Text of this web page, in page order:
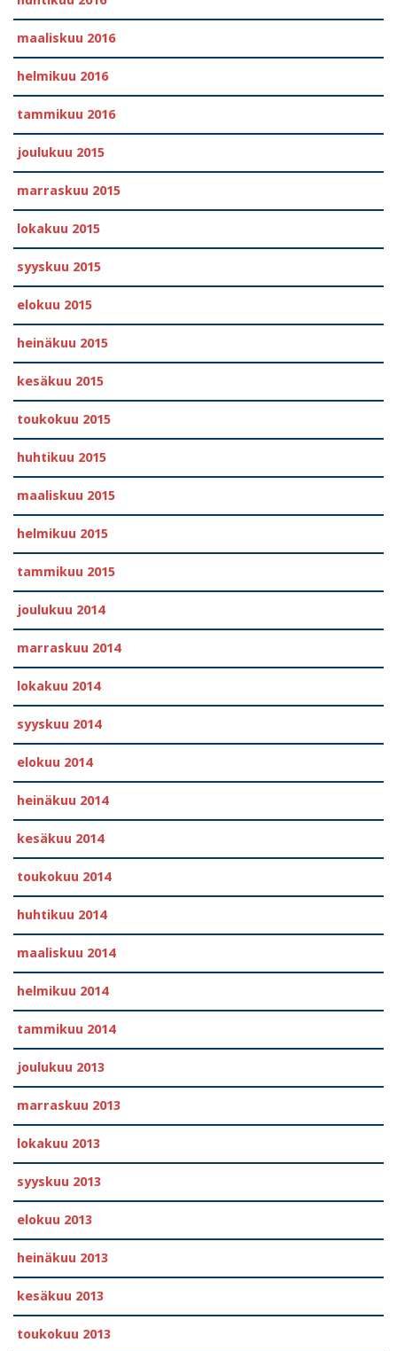
maaliskuu 2016
helmikuu 2016
tammikuu 2016
joulukuu 2015
marraskuu 2015
lokakuu 2015
syyskuu 2015
elokuu 2015
heinäkuu 2015
kesäkuu 2015
toukokuu 2015
huhtikuu 2015
maaliskuu 2015
helmikuu 2015
tammikuu 2015
joulukuu 2014
marraskuu 2014
lokakuu 2014
syyskuu 2014
elokuu 2014
heinäkuu 2014
kesäkuu 2014
toukokuu 2014
huhtikuu 2014
maaliskuu 2014
helmikuu 2014
tammikuu 2014
joulukuu 2013
marraskuu 2013
lokakuu 2013
syyskuu 2013
elokuu 2013
heinäkuu 2013
kesäkuu 2013
toukokuu 2013